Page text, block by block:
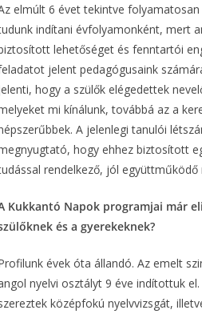
elmúlt 6 évet tekintve
indítani évfolyamonként, mert
lehetőséget és fenntartói
jelent pedagógusaink
hogy a szülők elégedettek
mi kínálunk, továbbá az a
A jelenlegi tanulói
hogy ehhez biztosított
rendelkező, jól
Kukkantó Napok programjai már
és a gyerekeknek?
évek óta állandó. Az emelt
nyelvi osztályt 9 éve indítottuk
középfokú nyelvvizsgát,